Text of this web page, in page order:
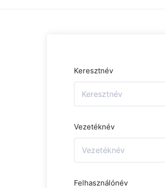
Keresztnév
Vezetéknév
Felhasználónév